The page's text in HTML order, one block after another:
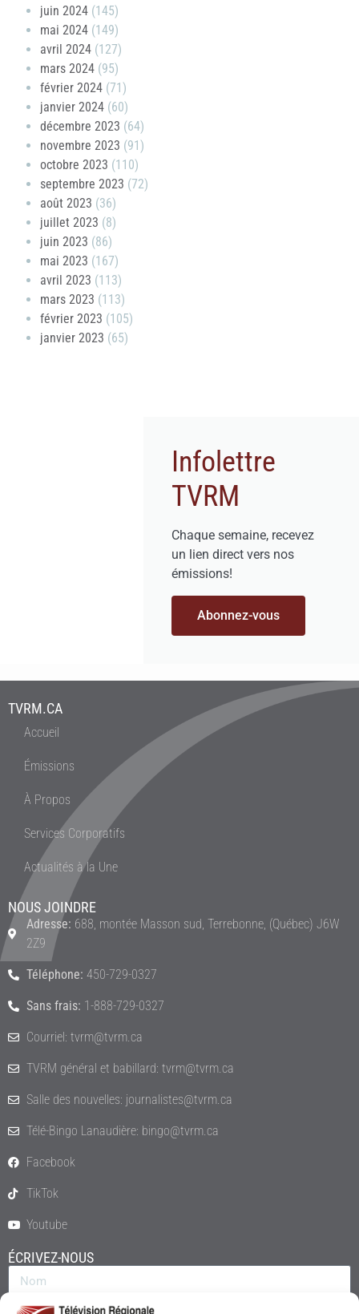
juin 2024 (145)
mai 2024 (149)
avril 2024 (127)
mars 2024 (95)
février 2024 (71)
janvier 2024 (60)
décembre 2023 (64)
novembre 2023 (91)
octobre 2023 (110)
septembre 2023 (72)
août 2023 (36)
juillet 2023 (8)
juin 2023 (86)
mai 2023 (167)
avril 2023 (113)
mars 2023 (113)
février 2023 (105)
janvier 2023 (65)
Infolettre
TVRM
Chaque semaine, recevez
un lien direct vers nos
émissions!
Abonnez-vous
TVRM.CA
Accueil
Émissions
À Propos
Services Corporatifs
Actualités à la Une
NOUS JOINDRE
Adresse: 688, montée Masson sud, Terrebonne, (Québec) J6W
2Z9
Téléphone: 450-729-0327
Sans frais: 1-888-729-0327
Courriel: tvrm@tvrm.ca
TVRM général et babillard: tvrm@tvrm.ca
Salle des nouvelles: journalistes@tvrm.ca
Télé-Bingo Lanaudière: bingo@tvrm.ca
Facebook
TikTok
Youtube
ÉCRIVEZ-NOUS